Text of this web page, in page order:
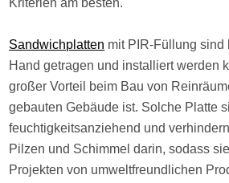
Kriterien am besten.
Sandwichplatten mit PIR-Füllung sind
Hand getragen und installiert werden
großer Vorteil beim Bau von
gebauten Gebäude ist. Solche Platte
feuchtigkeitsanziehend und
Pilzen und Schimmel darin, sodass
Projekten von umweltfreundlichen